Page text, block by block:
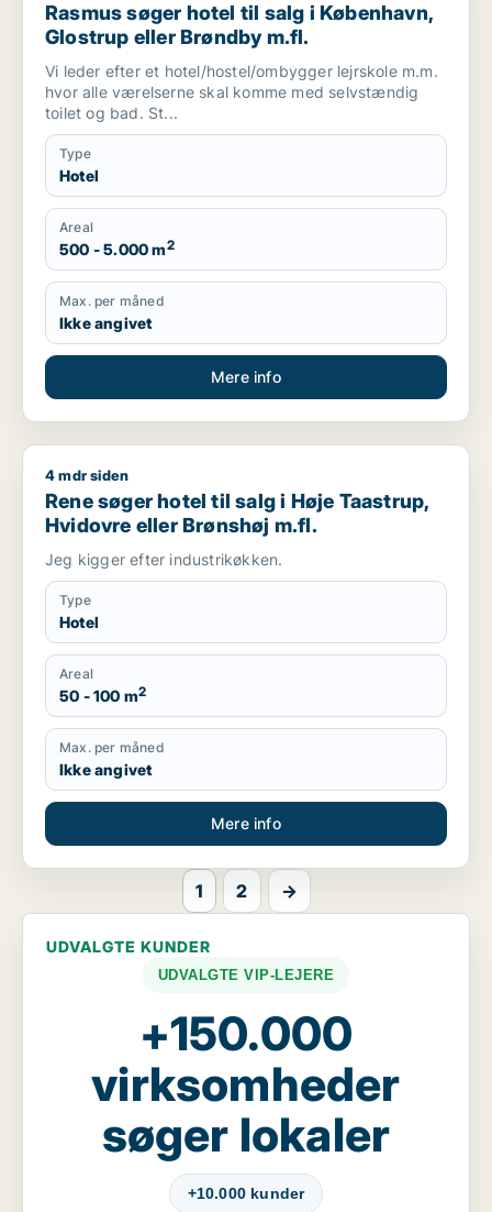
Rasmus søger hotel til salg i København,
Glostrup eller Brøndby m.fl.
Vi leder efter et hotel/hostel/ombygger lejrskole m.m.
hvor alle værelserne skal komme med selvstændig
toilet og bad. St...
Type
Hotel
Areal
500 - 5.000 m2
Max. per måned
Ikke angivet
Mere info
Rene søger hotel til salg i Høje Taastrup, Hvidovre eller
4 mdr siden
Rene søger hotel til salg i Høje Taastrup,
Hvidovre eller Brønshøj m.fl.
Jeg kigger efter industrikøkken.
Type
Hotel
Areal
50 - 100 m2
Max. per måned
Ikke angivet
Mere info
1 2 →
UDVALGTE KUNDER
UDVALGTE VIP-LEJERE
+150.000
virksomheder
søger lokaler
+10.000 kunder